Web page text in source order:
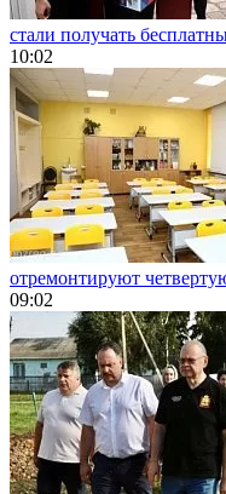
стали получать
10:02
отремонтируют
09:02